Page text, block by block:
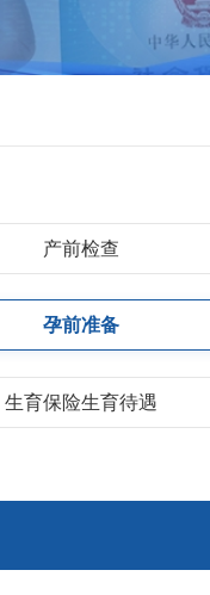
产前检查
孕前准备
生育保险生育待遇